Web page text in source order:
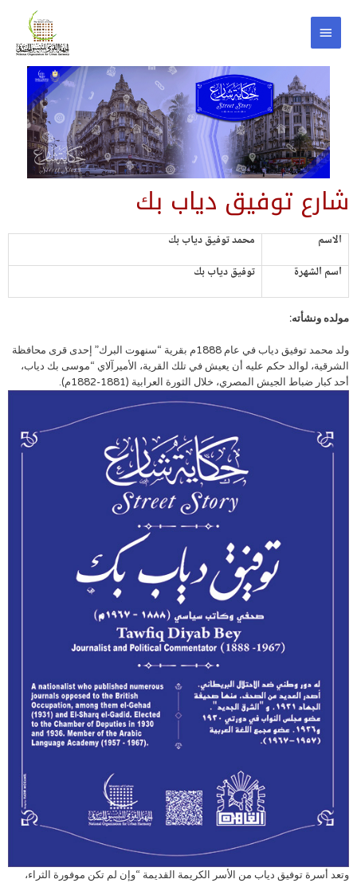
شارع توفيق دياب بك
الاسم
محمد توفيق دياب بك
اسم الشهرة
توفيق دياب بك
مولده ونشأته:
ولد محمد توفيق دياب في عام 1888م بقرية “سنهوت البرك” إحدى قرى محافظة
الشرقية، لوالد حكم عليه أن يعيش في تلك القرية، الأميرآلاي “موسى بك دياب،
أحد كبار ضباط الجيش المصري، خلال الثورة العرابية (1881-1882م).
وتعد أسرة توفيق دياب من الأسر الكريمة القديمة “وإن لم تكن موفورة الثراء،